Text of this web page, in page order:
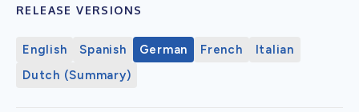
RELEASE VERSIONS
English Spanish German French
Italian
Dutch (Summary)